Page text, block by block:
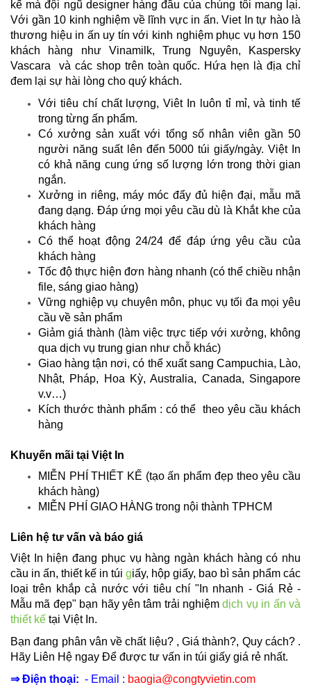
kế mà đội ngũ designer hàng đầu của chúng tôi mang lại.
Với gần 10 kinh nghiệm về lĩnh vực in ấn. Viet In tự hào là
thương hiệu in ấn uy tín với kinh nghiệm phục vụ hơn 150
khách hàng như Vinamilk, Trung Nguyên, Kaspersky
Vascara và các shop trên toàn quốc. Hứa hẹn là địa chỉ
đem lại sự hài lòng cho quý khách.
Với tiêu chí chất lượng, Viêt In luôn tỉ mỉ, và tinh tế
trong từng ấn phẩm.
Có xưởng sản xuất với tổng số nhân viên gần 50
người năng suất lên đến 5000 túi giấy/ngày. Việt In
có khả năng cung ứng số lượng lớn trong thời gian
ngắn.
Xưởng in riêng, máy móc đẩy đủ hiện đại, mẫu mã
đang dạng. Đáp ứng mọi yêu cầu dù là Khắt khe của
khách hàng
Có thể hoạt động 24/24 để đáp ứng yêu cầu của
khách hàng
Tốc độ thực hiện đơn hàng nhanh (có thể chiều nhận
file, sáng giao hàng)
Vững nghiệp vụ chuyên môn, phục vụ tối đa mọi yêu
cầu về sản phẩm
Giảm giá thành (làm việc trực tiếp với xưởng, không
qua dịch vụ trung gian như chỗ khác)
Giao hàng tận nơi, có thể xuất sang Campuchia, Lào,
Nhật, Pháp, Hoa Kỳ, Australia, Canada, Singapore
v.v…)
Kích thước thành phẩm : có thể theo yêu cầu khách
hàng
Khuyến mãi tại Việt In
MIỄN PHÍ THIẾT KẾ (tạo ấn phẩm đẹp theo yêu cầu
khách hàng)
MIỄN PHÍ GIAO HÀNG trong nội thành TPHCM
Liên hệ tư vấn và báo giá
Việt In hiện đang phục vụ hàng ngàn khách hàng có nhu
cầu in ấn, thiết kế in túi giấy, hộp giấy, bao bì sản phẩm các
loại trên khắp cả nước với tiêu chí "In nhanh - Giá Rẻ -
Mẫu mã đẹp" bạn hãy yên tâm trải nghiệmdịch vụ in ấn và
thiết kế tại Việt In.
Bạn đang phân vân về chất liệu? , Giá thành?, Quy cách? .
Hãy Liên Hệ ngay Để được tư vấn in túi giấy giá rẻ nhất.
⇒ Điện thoại: - Email : baogia@congtyvietin.com